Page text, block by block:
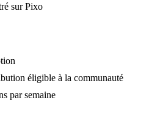
sur Pixo
éligible à la communauté
par semaine